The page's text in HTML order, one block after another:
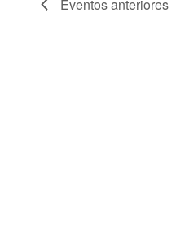
Eventosanteriores